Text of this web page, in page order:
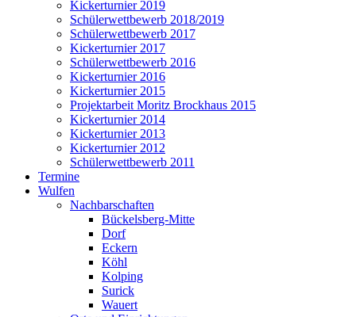
Kickerturnier 2019
Schülerwettbewerb 2018/2019
Schülerwettbewerb 2017
Kickerturnier 2017
Schülerwettbewerb 2016
Kickerturnier 2016
Kickerturnier 2015
Projektarbeit Moritz Brockhaus 2015
Kickerturnier 2014
Kickerturnier 2013
Kickerturnier 2012
Schülerwettbewerb 2011
Termine
Wulfen
Nachbarschaften
Bückelsberg-Mitte
Dorf
Eckern
Köhl
Kolping
Surick
Wauert